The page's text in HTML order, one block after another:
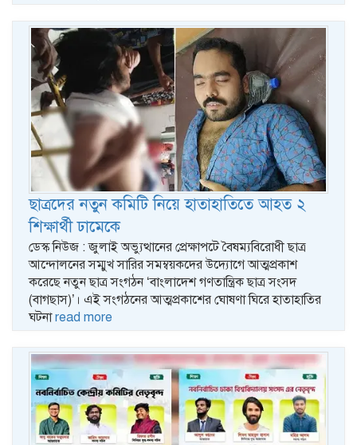
ছাত্রদের নতুন কমিটি নিয়ে হাতাহাতিতে আহত ২
শিক্ষার্থী ঢামেকে
ডেস্ক নিউজ : জুলাই অভ্যুত্থানের প্রেক্ষাপটে বৈষম্যবিরোধী ছাত্র
আন্দোলনের সম্মুখ সারির সমম্বয়কদের উদ্যোগে আত্মপ্রকাশ
করেছে নতুন ছাত্র সংগঠন ‘বাংলাদেশ গণতান্ত্রিক ছাত্র সংসদ
(বাগছাস)’। এই সংগঠনের আত্মপ্রকাশের ঘোষণা ঘিরে হাতাহাতির
ঘটনাread more